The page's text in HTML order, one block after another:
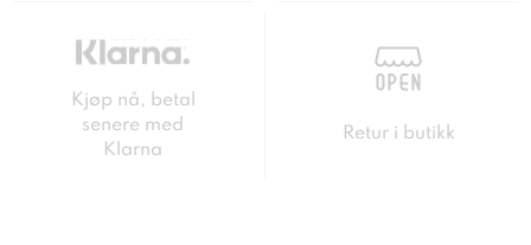
Kjøp nå, betal
senere med
Klarna
Retur i butikk